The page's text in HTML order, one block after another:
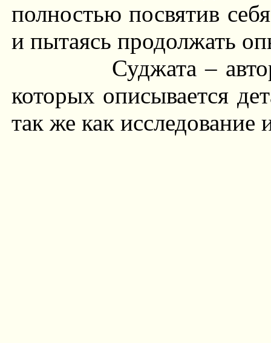
полностью посвятив
и пытаясь продолжать
Суджата –
которых описывается
так же как исследование